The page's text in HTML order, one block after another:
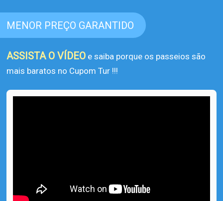
MENOR PREÇO GARANTIDO
ASSISTA O VÍDEO e saiba porque os passeios são
mais baratos no Cupom Tur !!!